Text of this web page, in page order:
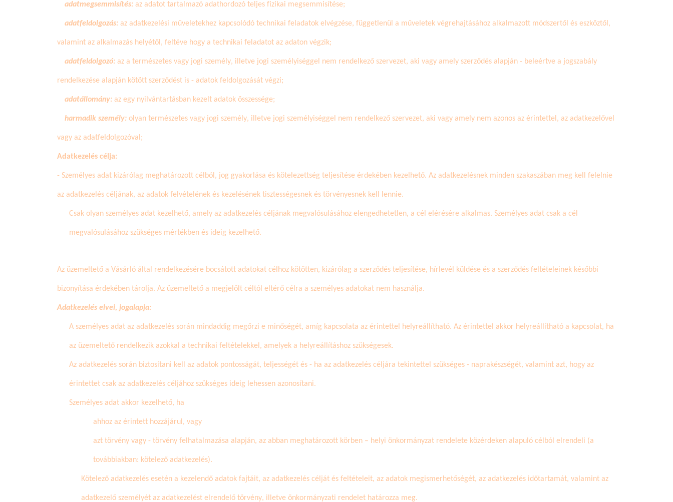
adatmegsemmisítés: az adatot tartalmazó adathordozó teljes fizikai megsemmisítése;
adatfeldolgozás: az adatkezelési műveletekhez kapcsolódó technikai feladatok elvégzése, függetlenül a műveletek végrehajtásához alkalmazott módszertől és eszköztől,
valamint az alkalmazás helyétől, feltéve hogy a technikai feladatot az adaton végzik;
adatfeldolgozó: az a természetes vagy jogi személy, illetve jogi személyiséggel nem rendelkező szervezet, aki vagy amely szerződés alapján - beleértve a jogszabály
rendelkezése alapján kötött szerződést is - adatok feldolgozását végzi;
adatállomány: az egy nyilvántartásban kezelt adatok összessége;
harmadik személy: olyan természetes vagy jogi személy, illetve jogi személyiséggel nem rendelkező szervezet, aki vagy amely nem azonos az érintettel, az adatkezelővel
vagy az adatfeldolgozóval;
Adatkezelés célja:
- Személyes adat kizárólag meghatározott célból, jog gyakorlása és kötelezettség teljesítése érdekében kezelhető. Az adatkezelésnek minden szakaszában meg kell felelnie
az adatkezelés céljának, az adatok felvételének és kezelésének tisztességesnek és törvényesnek kell lennie.
Csak olyan személyes adat kezelhető, amely az adatkezelés céljának megvalósulásához elengedhetetlen, a cél elérésére alkalmas. Személyes adat csak a cél
megvalósulásához szükséges mértékben és ideig kezelhető.
Az üzemeltető a Vásárló által rendelkezésére bocsátott adatokat célhoz kötötten, kizárólag a szerződés teljesítése, hírlevél küldése és a szerződés feltételeinek későbbi
bizonyítása érdekében tárolja. Az üzemeltető a megjelölt céltól eltérő célra a személyes adatokat nem használja.
Adatkezelés elvei, jogalapja:
A személyes adat az adatkezelés során mindaddig megőrzi e minőségét, amíg kapcsolata az érintettel helyreállítható. Az érintettel akkor helyreállítható a kapcsolat, ha
az üzemeltető rendelkezik azokkal a technikai feltételekkel, amelyek a helyreállításhoz szükségesek.
Az adatkezelés során biztosítani kell az adatok pontosságát, teljességét és - ha az adatkezelés céljára tekintettel szükséges - naprakészségét, valamint azt, hogy az
érintettet csak az adatkezelés céljához szükséges ideig lehessen azonosítani.
Személyes adat akkor kezelhető, ha
ahhoz az érintett hozzájárul, vagy
azt törvény vagy - törvény felhatalmazása alapján, az abban meghatározott körben – helyi önkormányzat rendelete közérdeken alapuló célból elrendeli (a
továbbiakban: kötelező adatkezelés).
Kötelező adatkezelés esetén a kezelendő adatok fajtáit, az adatkezelés célját és feltételeit, az adatok megismerhetőségét, az adatkezelés időtartamát, valamint az
adatkezelő személyét az adatkezelést elrendelő törvény, illetve önkormányzati rendelet határozza meg.